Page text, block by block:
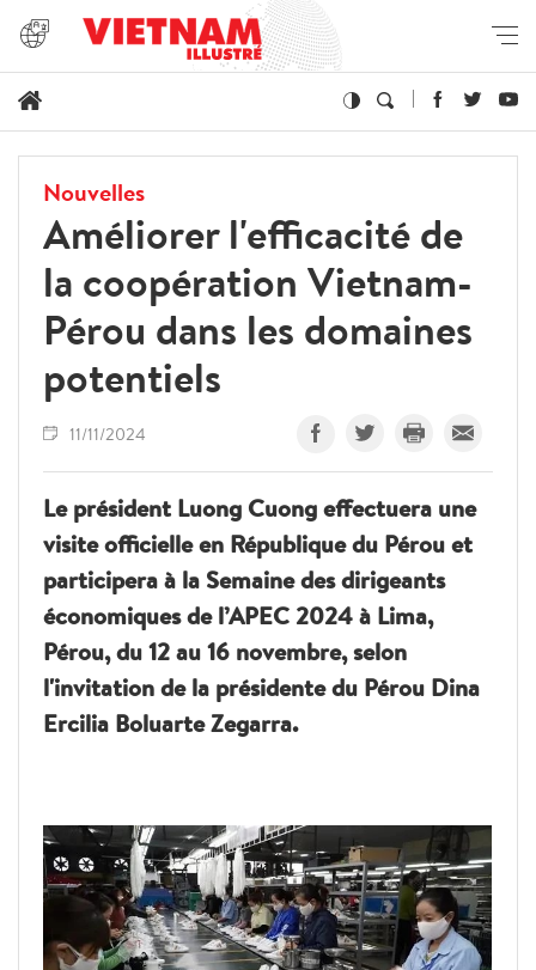
Nouvelles
Améliorer l'efficacité de
la coopération Vietnam-
Pérou dans les domaines
potentiels
11/11/2024
Le président Luong Cuong effectuera une
visite officielle en République du Pérou et
participera à la Semaine des dirigeants
économiques de l’APEC 2024 à Lima,
Pérou, du 12 au 16 novembre, selon
l'invitation de la présidente du Pérou Dina
Ercilia Boluarte Zegarra.